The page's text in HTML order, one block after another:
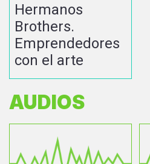
Hermanos
Brothers.
Emprendedores
con el arte
AUDIOS